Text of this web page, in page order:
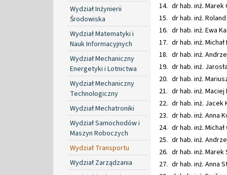
Wydział Inżynierii
Środowiska
Wydział Matematyki i
Nauk Informacyjnych
Wydział Mechaniczny
Energetyki i Lotnictwa
Wydział Mechaniczny
Technologiczny
Wydział Mechatroniki
Wydział Samochodów i
Maszyn Roboczych
Wydział Transportu
Wydział Zarządzania
dr hab. inż.
dr hab. inż.
dr hab. inż. Ewa
dr hab. inż.
dr hab. inż.
dr hab. inż.
dr hab. inż.
dr hab.
dr hab. inż.
dr hab. inż. Anna
dr hab. inż.
dr hab.
dr hab. inż.
dr hab.